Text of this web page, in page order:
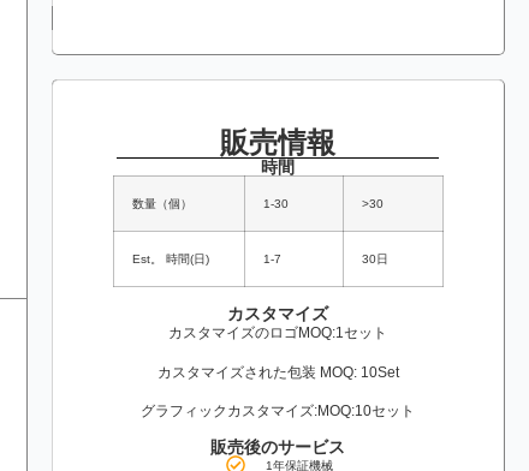
販売情報
時間
数量（個） 1-30 >30
Est。 時間(日) 1-7 30日
カスタマイズ
カスタマイズのロゴMOQ:1セット
カスタマイズされた包装 MOQ: 10Set
グラフィックカスタマイズ:MOQ:10セット
販売後のサービス
1年保証機械